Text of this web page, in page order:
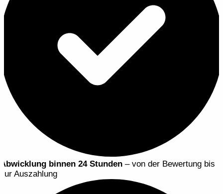
Abwicklung binnen 24 Stunden – von der Bewertung bis
zur Auszahlung